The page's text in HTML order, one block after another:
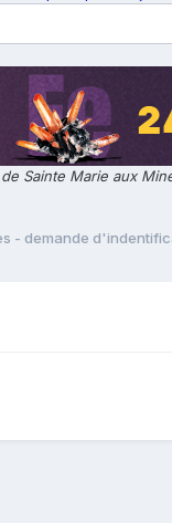
Sainte Marie aux
- demande